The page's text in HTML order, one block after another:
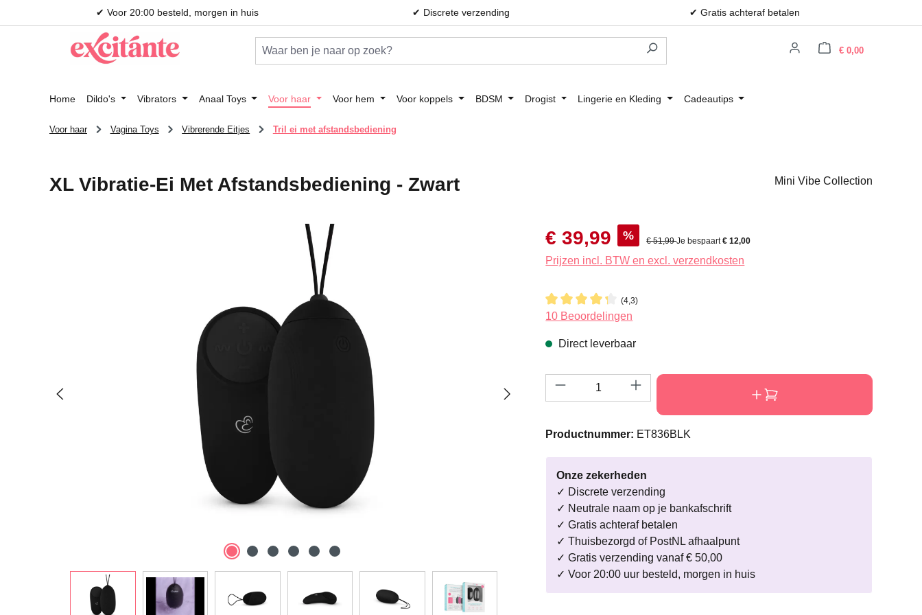
naar de hoofdinhoud
Ga naar de zoekopdracht
Ga naar de hoofdnavigatie✔ Voor 20:00 besteld, morgen in huis ✔ Discrete verzending ✔ Gratis achteraf betalen
€ 0,00
Home Dildo's Vibrators Anaal Toys Voor haar Voor hem Voor koppels BDSM Drogist Lingerie en Kleding Cadeautips
Voor haar Vagina Toys Vibrerende Eitjes Tril ei met afstandsbediening
XL Vibratie-Ei Met Afstandsbediening - Zwart Mini Vibe Collection
Verkoopprijs:
€ 39,99 % Normale prijs:
€ 51,99Je bespaart€ 12,00
Prijzen incl. BTW en excl. verzendkosten
(4,3)
Gemiddelde waardering van 4.3 van 5 sterren
10 Beoordelingen
Direct leverbaar
Producthoeveelheid: Voer de gewenste
Productnummer: ET836BLK
Onze zekerheden
✓ Discrete verzending
✓ Neutrale naam op je bankafschrift
✓ Gratis achteraf betalen
✓ Thuisbezorgd of PostNL afhaalpunt
✓ Gratis verzending vanaf € 50,00
✓ Voor 20:00 uur besteld, morgen in huis